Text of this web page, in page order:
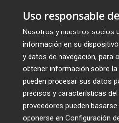
jurídica.
volverán a enfrentarse al
que hoy", señalan las
con el Derecho
tecnológicas y
que representan a
trasladar la norma a la
Uso responsable
Nosotros y nuestros socios
información en su
y datos de navegación, para
obtener información sobre
pueden procesar sus datos
precisos y características
proveedores pueden
oponerse en Configuración